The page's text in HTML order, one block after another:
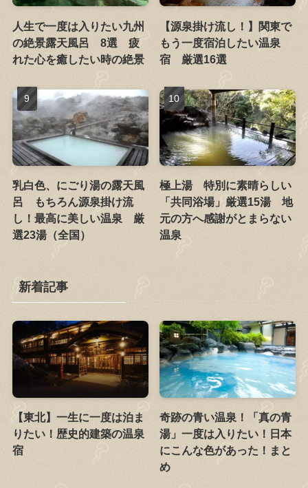
人生で一度は入りたい九州
の絶景露天風呂 8選 疲
れた心を癒したい時の絶景
【源泉掛け流し！】関東で
もう一度宿泊したい温泉
宿 厳選16選
乳白色、にごり湯の露天風
呂 もちろん源泉掛け流
し！最高に美しい温泉 厳
選23湯（全国）
極上湯 特別に素晴らしい
「共同浴場」厳選15湯 地
元の方へ感謝がとまらない
温泉
新着記事
【東北】一生に一度は泊ま
りたい！歴史的建築の温泉
宿
奇跡の青い温泉！「真の青
湯」一度は入りたい！日本
にこんな色があった！まと
め